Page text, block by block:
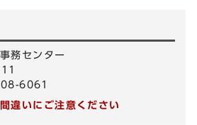
務センター
6061
違いにご注意ください